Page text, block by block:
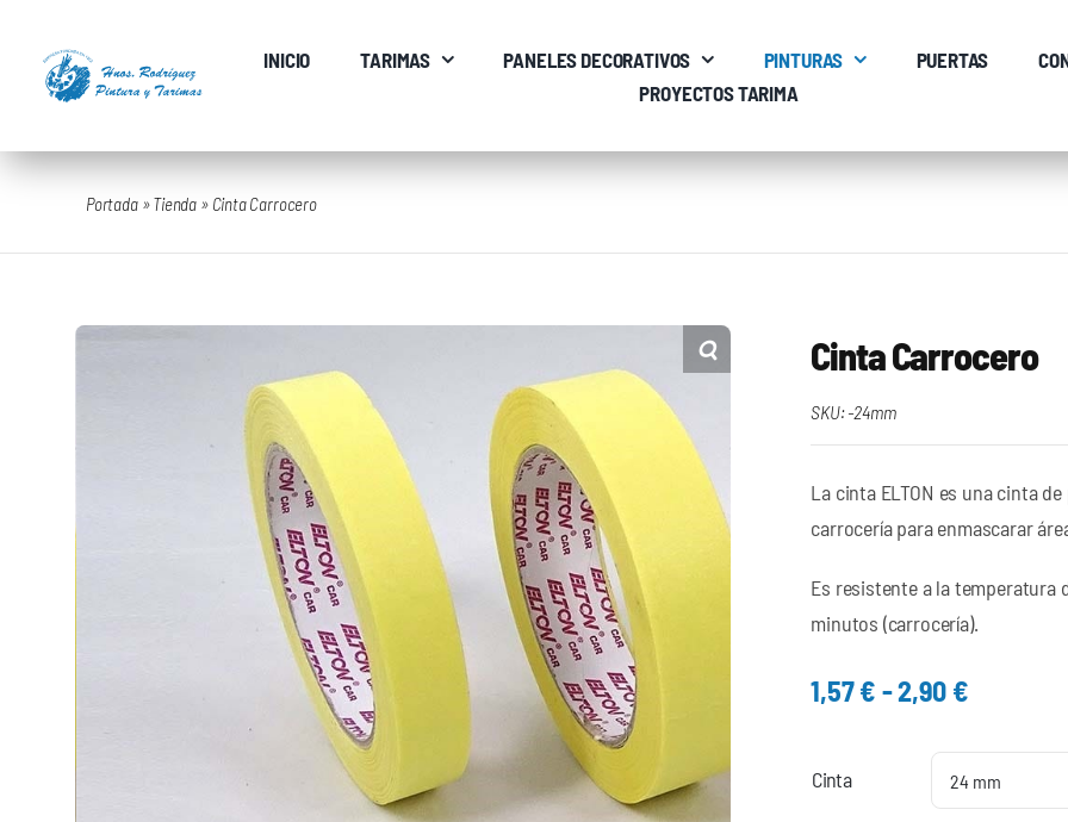
contenido
INICIO TARIMAS PANELES DECORATIVOS PINTURAS PUERTAS
PROYECTOS TARIMA
Portada»Tienda » Cinta Carrocero
Cinta Carrocero
SKU:-24mm
La cinta ELTON es una cinta
carrocería para enmascarar
Es resistente a la temperatura
minutos (carrocería).
1,57€ -2,90 €Rango
precios:
desde
Cinta